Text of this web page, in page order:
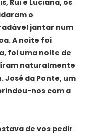
Rui e Luciana, os
o
jantar num
A noite foi
foi uma noite de
naturalmente
José da Ponte, um
nos com a
de vos pedir